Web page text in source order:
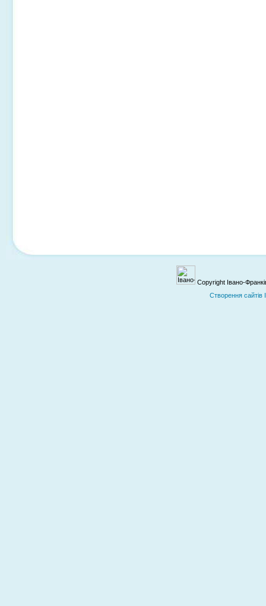
Copyright Івано-
Cтворення сайтів